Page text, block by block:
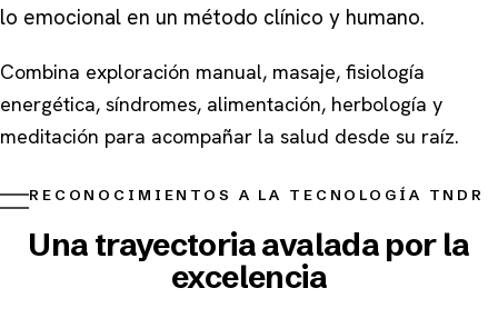
lo emocional en un método clínico y humano.
Combina exploración manual, masaje, fisiología
energética, síndromes, alimentación, herbología y
meditación para acompañar la salud desde su raíz.
RECONOCIMIENTOS A LA TECNOLOGÍA TNDR
Una trayectoria avalada por la
excelencia